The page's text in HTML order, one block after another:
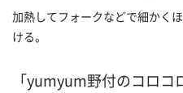
加熱してフォークなどで細かく
ける。
「yumyum野付のコロコ